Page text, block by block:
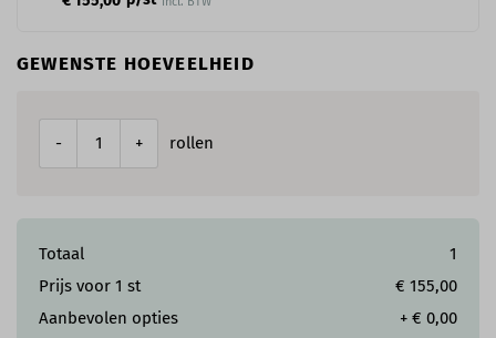
GEWENSTE HOEVEELHEID
- + rollen
Totaal
1
Prijs voor 1 st
€ 155,00
Aanbevolen opties
+ € 0,00